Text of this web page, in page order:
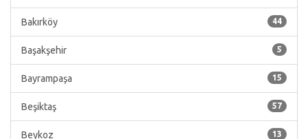
44
Bakırköy
5
Başakşehir
15
Bayrampaşa
57
Beşiktaş
13
Beykoz